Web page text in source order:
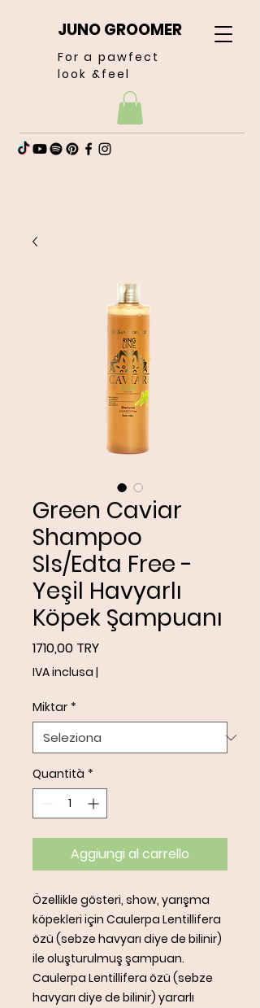
JUNO GROOMER
For a pawfect
look &feel
Green Caviar
Shampoo
Sls/Edta Free -
Yeşil Havyarlı
Köpek Şampuanı
1710,00 TRYPrezzo
IVA inclusa |
Miktar *
Quantità *
Aggiungi al carrello
Özellikle gösteri, show, yarışma
köpekleri için Caulerpa Lentillifera
özü (sebze havyarı diye de bilinir)
ile oluşturulmuş şampuan.
Caulerpa Lentillifera özü (sebze
havyarı diye de bilinir) yararlı